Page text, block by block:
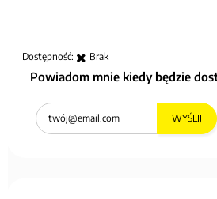
Dostępność: Brak
Powiadom mnie kiedy będzie
WYŚLIJ